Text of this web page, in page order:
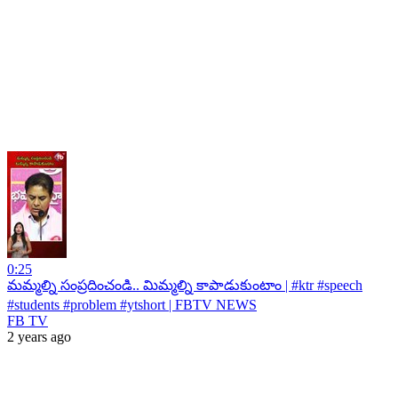
0:25
మమ్మల్ని సంప్రదించండి.. మిమ్మల్ని కాపాడుకుంటాం | #ktr #speech
#students #problem #ytshort | FBTV NEWS
FB TV
2 years ago